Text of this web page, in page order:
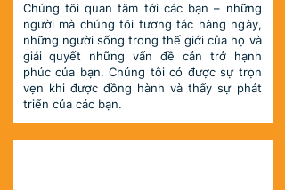
Chúng tôi quan tâm tới các bạn – những
người mà chúng tôi tương tác hàng ngày,
những người sống trong thế giới của họ và
giải quyết những vấn đề cản trở hạnh
phúc của bạn. Chúng tôi có được sự trọn
vẹn khi được đồng hành và thấy sự phát
triển của các bạn.